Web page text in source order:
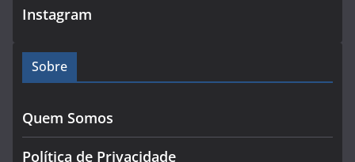
Instagram
Sobre
Quem Somos
Política de Privacidade